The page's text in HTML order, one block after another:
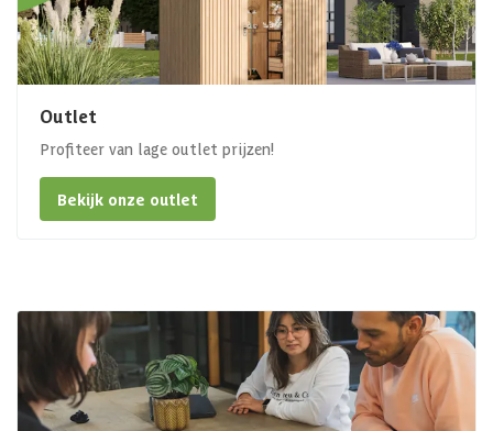
Outlet
Profiteer van lage outlet prijzen!
Bekijk onze outlet